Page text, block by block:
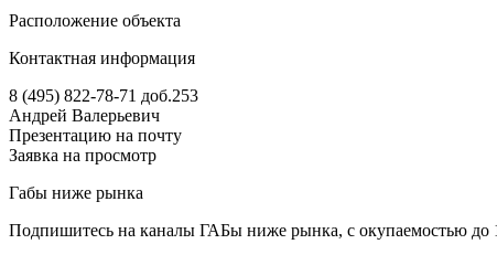
Расположение объекта
Контактная информация
8 (495) 822-78-71 доб.253
Андрей Валерьевич
Презентацию на почту
Заявка на просмотр
Габы ниже рынка
Подпишитесь на каналы ГАБы ниже рынка, с окупаемостью до